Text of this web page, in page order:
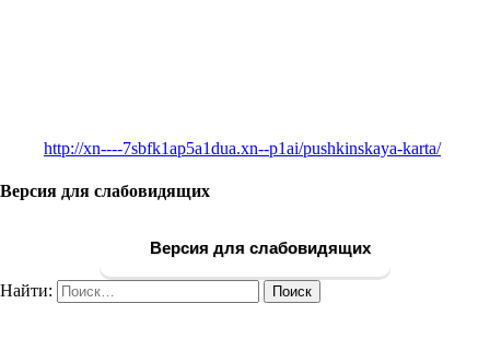
http://xn----7sbfk1ap5a1dua.xn--p1ai/pushkinskaya-karta/
Версия для слабовидящих
Версия для слабовидящих
Найти: